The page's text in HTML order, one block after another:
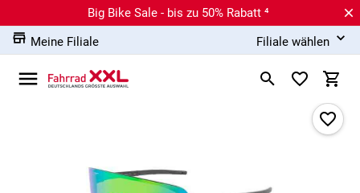
Big Bike Sale - bis zu 50% Rabatt ⁴
Meine Filiale
Filiale wählen